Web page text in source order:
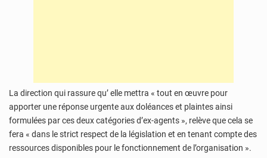
La direction qui rassure qu’ elle mettra « tout en œuvre pour
apporter une réponse urgente aux doléances et plaintes ainsi
formulées par ces deux catégories d’ex-agents », relève que cela se
fera « dans le strict respect de la législation et en tenant compte des
ressources disponibles pour le fonctionnement de l’organisation ».